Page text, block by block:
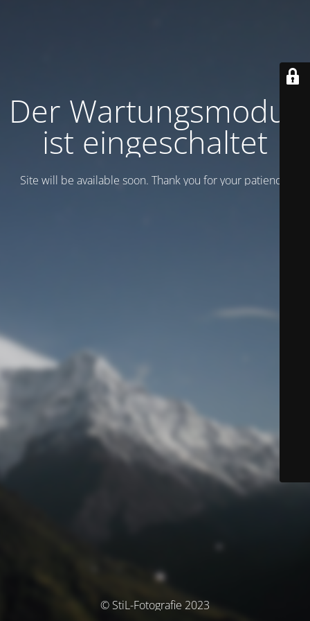
Der Wartungsmodus
ist eingeschaltet
Site will be available soon. Thank you for your patience!
© StiL-Fotografie 2023